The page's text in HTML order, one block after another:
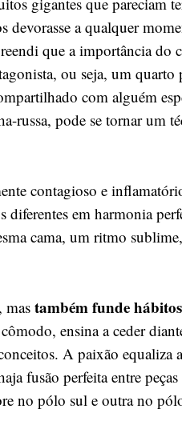
devorasse a qualquer
que a importância do
ou seja, um quarto
com alguém
russa, pode se tornar um
contagioso e
diferentes em harmonia
cama, um ritmo
mastambém funde hábitos
ensina a ceder
A paixão equaliza
fusão perfeita entre peças
no pólo sul e outra no